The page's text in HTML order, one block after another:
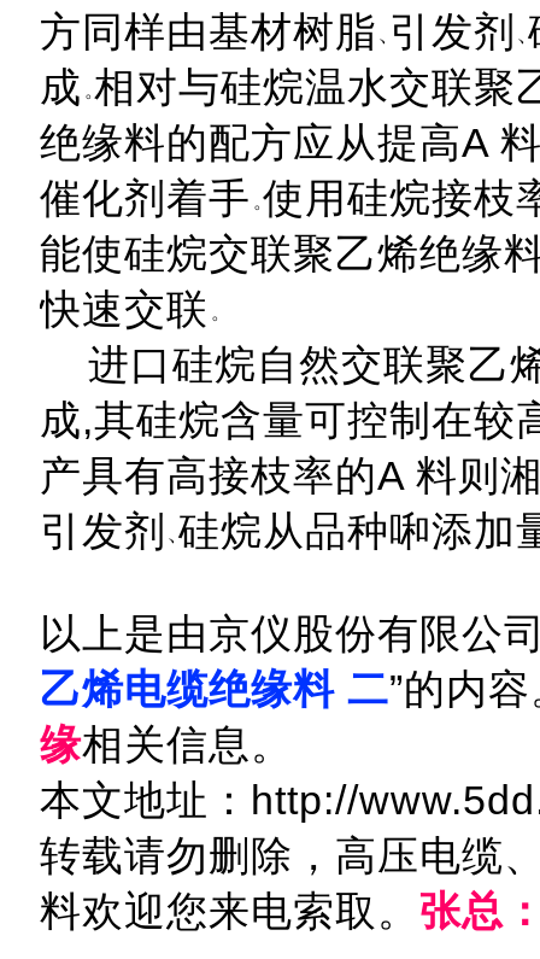
方同样由基材树脂 引发剂
成 相对与硅烷温水交联聚
绝缘料的配方应从提高A
催化剂着手 使用硅烷接枝
能使硅烷交联聚乙烯绝缘
快速交联
进口硅烷自然交联聚乙
成,其硅烷含量可控制在较
产具有高接枝率的A 料则
引发剂 硅烷从品种啝添加
以上是由京仪股份有限公
乙烯电缆绝缘料 二”的内
缘相关信息。
本文地址：http://
转载请勿删除，高压电缆
料欢迎您来电索取。 张总